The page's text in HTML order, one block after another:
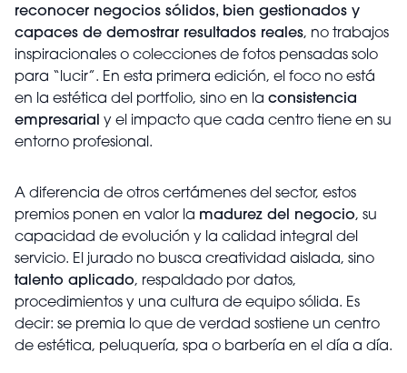
reconocer negocios sólidos, bien gestionados y
capaces de demostrar resultados reales, no trabajos
inspiracionales o colecciones de fotos pensadas solo
para “lucir”. En esta primera edición, el foco no está
en la estética del portfolio, sino en la consistencia
empresarial y el impacto que cada centro tiene en su
entorno profesional.
A diferencia de otros certámenes del sector, estos
premios ponen en valor la madurez del negocio, su
capacidad de evolución y la calidad integral del
servicio. El jurado no busca creatividad aislada, sino
talento aplicado, respaldado por datos,
procedimientos y una cultura de equipo sólida. Es
decir: se premia lo que de verdad sostiene un centro
de estética, peluquería, spa o barbería en el día a día.